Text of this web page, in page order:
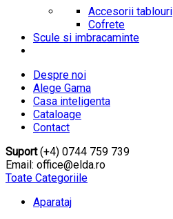
Accesorii tablouri
Cofrete
Scule si imbracaminte
Despre noi
Alege Gama
Casa inteligenta
Cataloage
Contact
Suport(+4) 0744 759 739
Email: office@elda.ro
Toate Categoriile
Aparataj